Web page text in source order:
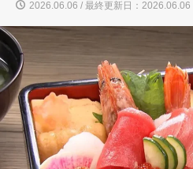
2026.06.06 / 最終更新日：2026.06.06